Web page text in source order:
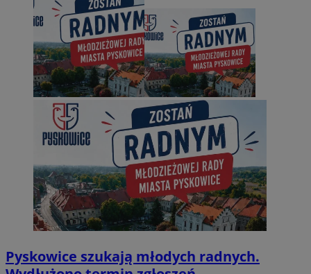
Pyskowice szukają młodych radnych.